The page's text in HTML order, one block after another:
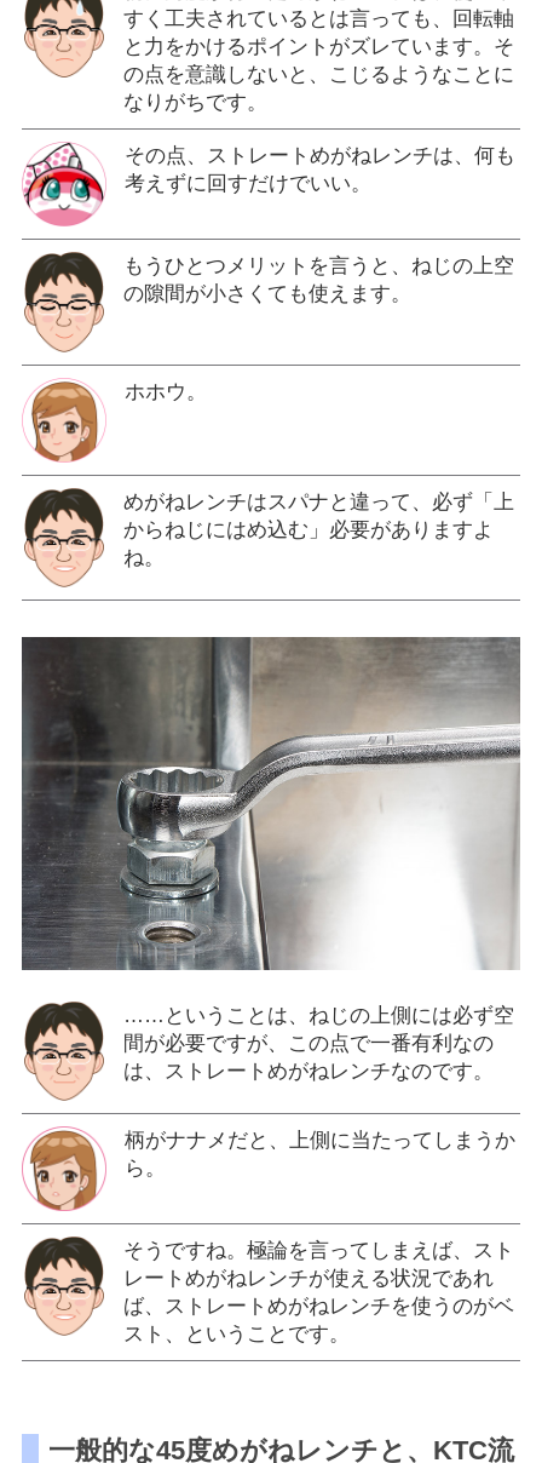
すく工夫されているとは言っても、回転軸
と力をかけるポイントがズレています。そ
の点を意識しないと、こじるようなことに
なりがちです。
その点、ストレートめがねレンチは、何も
考えずに回すだけでいい。
もうひとつメリットを言うと、ねじの上空
の隙間が小さくても使えます。
ホホウ。
めがねレンチはスパナと違って、必ず「上
からねじにはめ込む」必要がありますよ
ね。
……ということは、ねじの上側には必ず空
間が必要ですが、この点で一番有利なの
は、ストレートめがねレンチなのです。
柄がナナメだと、上側に当たってしまうか
ら。
そうですね。極論を言ってしまえば、スト
レートめがねレンチが使える状況であれ
ば、ストレートめがねレンチを使うのがベ
スト、ということです。
一般的な45度めがねレンチと、KTC流